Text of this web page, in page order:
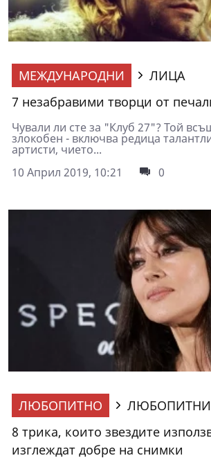
МЕЖДУНАРОДНИ
ЛИЦА
7 незабравими творци от
Чували ли сте за "Клуб 27"? Той
злокобен - включва редица
артисти, чието...
10 Април 2019, 10:21
0
ЛЮБОПИТНО
ЛЮБОПИТНИ
8 трика, които звездите
изглеждат добре на снимки